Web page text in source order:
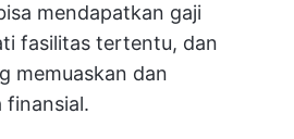
mendapatkan gaji
fasilitas tertentu, dan
memuaskan dan
finansial.